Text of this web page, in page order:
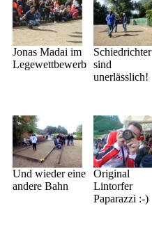
Jonas Madai im
Legewettbewerb
Schiedrichter
sind
unerlässlich!
Und wieder eine
andere Bahn
Original
Lintorfer
Paparazzi :-)